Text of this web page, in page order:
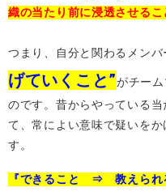
織の当たり前に浸透させるこ
つまり、自分と関わるメンバ
げていくこと”がチー
のです。昔からやっている
て、常によい意味で疑いを
す。
『できること ⇒ 教えら